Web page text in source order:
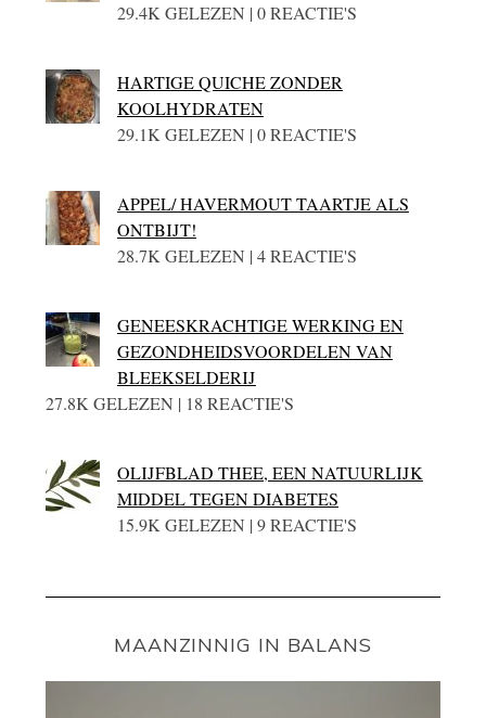
29.4K GELEZEN | 0 REACTIE'S
HARTIGE QUICHE ZONDER
KOOLHYDRATEN
29.1K GELEZEN | 0 REACTIE'S
APPEL/ HAVERMOUT TAARTJE ALS
ONTBIJT!
28.7K GELEZEN | 4 REACTIE'S
GENEESKRACHTIGE WERKING EN
GEZONDHEIDSVOORDELEN VAN
BLEEKSELDERIJ
27.8K GELEZEN | 18 REACTIE'S
OLIJFBLAD THEE, EEN NATUURLIJK
MIDDEL TEGEN DIABETES
15.9K GELEZEN | 9 REACTIE'S
MAANZINNIG IN BALANS